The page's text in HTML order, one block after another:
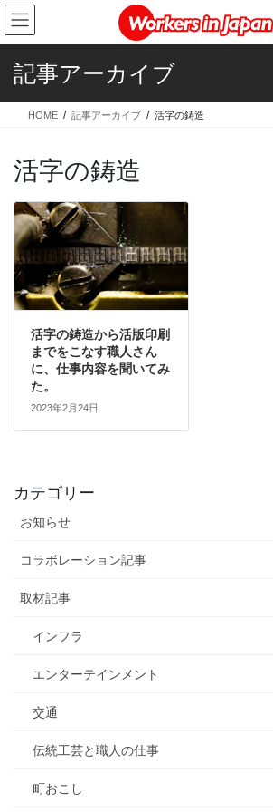
コ
ン
テ
に
ナ
ビ
ゲ
ョ
記事アーカイブ
HOME 記事アーカイブ 活字の鋳造
活字の鋳造
活字の鋳造から活版印刷
までをこなす職人さん
に、仕事内容を聞いてみ
た。
2023年2月24日
カテゴリー
お知らせ
コラボレーション記事
取材記事
インフラ
エンターテインメント
交通
伝統工芸と職人の仕事
町おこし